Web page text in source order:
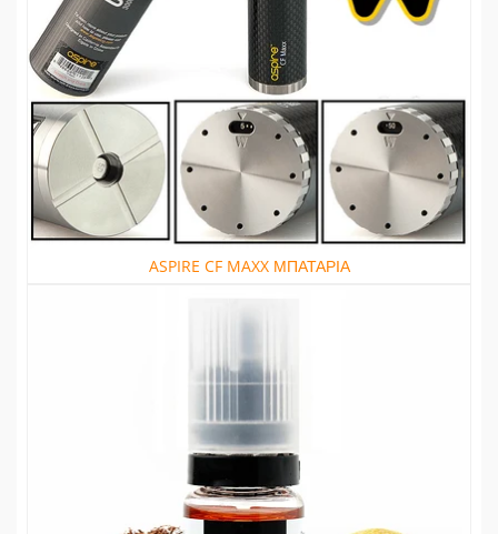
ASPIRE CF MAXX ΜΠΑΤΑΡΙΑ